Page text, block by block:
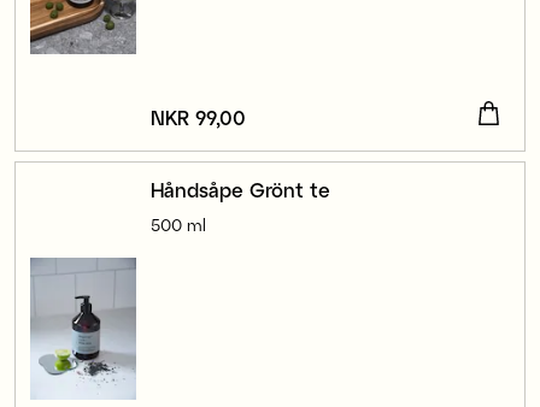
Pris :NKR 99,00
NKR 99,00
Håndsåpe Grönt te
500 ml